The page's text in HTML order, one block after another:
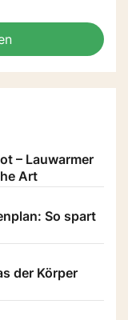
– Lauwarmer
Art
So spart
der Körper